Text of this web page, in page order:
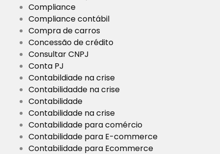
Compliance
Compliance contábil
Compra de carros
Concessão de crédito
Consultar CNPJ
Conta PJ
Contabildiade na crise
Contabilidadde na crise
Contabilidade
Contabilidade na crise
Contabilidade para comércio
Contabilidade para E-commerce
Contabilidade para Ecommerce